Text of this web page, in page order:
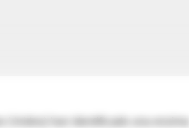
Unidos) han identificado una enzima